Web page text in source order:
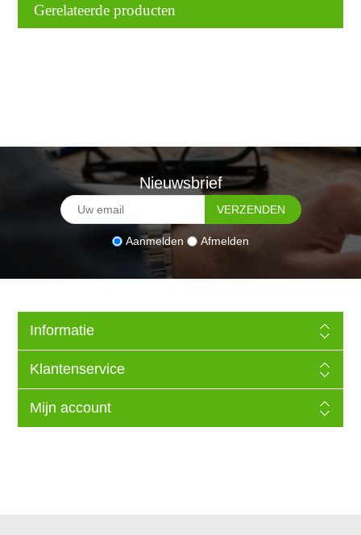
Gerelateerde producten
Nieuwsbrief
Aanmelden Afmelden
Informatie
Klantenservice
Mijn account